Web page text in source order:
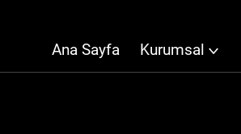
Ana Sayfa Kurumsal